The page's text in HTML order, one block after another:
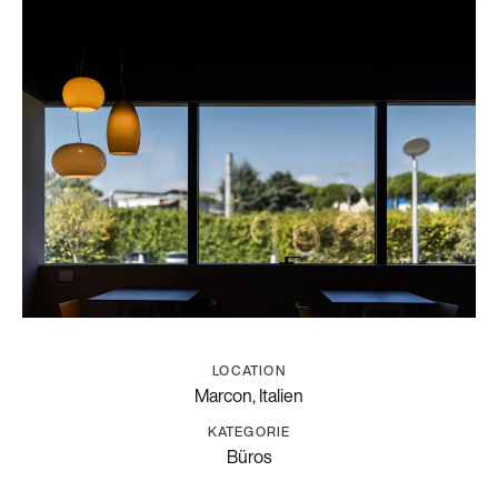
LOCATION
Marcon,Italien
KATEGORIE
Büros